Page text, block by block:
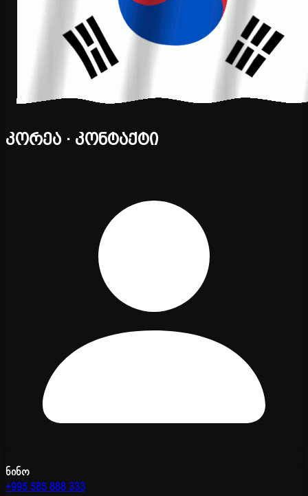
კორეა · კონტაქტი
ნინო
+995 585 888 333